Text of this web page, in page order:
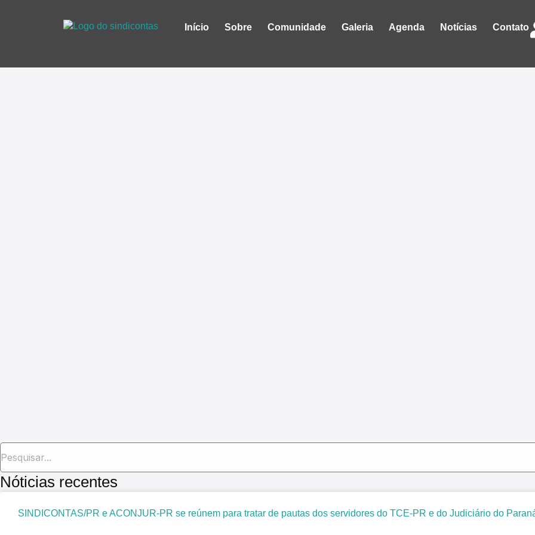
Início Sobre Comunidade Galeria Agenda Notícias Contato
Nóticias recentes
SINDICONTAS/PR e ACONJUR-PR se reúnem para tratar de pautas dos servidores do TCE-PR e do Judiciário do